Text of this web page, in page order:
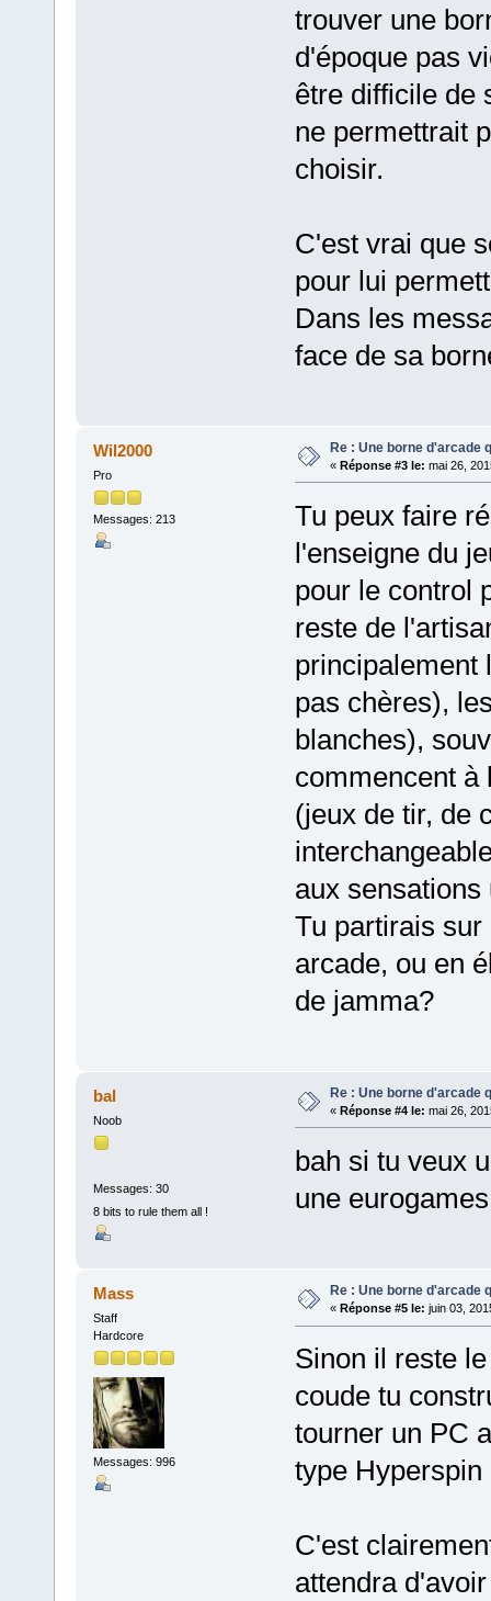
trouver une
d'époque pas
être difficile de
ne permettrait
choisir.
C'est vrai que
pour lui
Dans les
face de sa
Wil2000
Pro
Messages: 213
Re : Une borne d'arcade
« Réponse #3 le: mai 26,
Tu peux faire
l'enseigne du
pour le control
reste de
principalement
pas chères),
blanches),
commencent à
(jeux de tir, de
aux sensations
Tu partirais sur
arcade, ou en
de jamma?
bal
Noob
Messages: 30
8 bits to rule them all !
Re : Une borne d'arcade
« Réponse #4 le: mai 26,
bah si tu veux
une
Mass
Staff
Hardcore
Messages: 996
Re : Une borne d'arcade
« Réponse #5 le: juin 03,
Sinon il reste
coude tu
tourner un PC
type
C'est
attendra